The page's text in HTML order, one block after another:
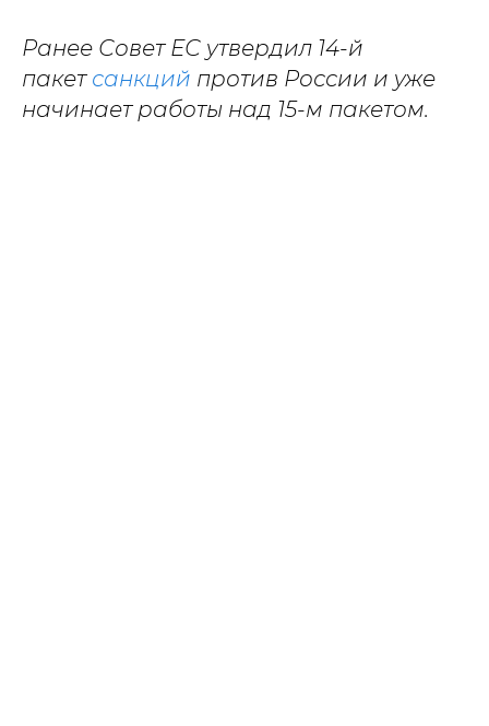
Ранее Совет ЕС утвердил 14-й
пакет санкций против России и уже
начинает работы над 15-м пакетом.